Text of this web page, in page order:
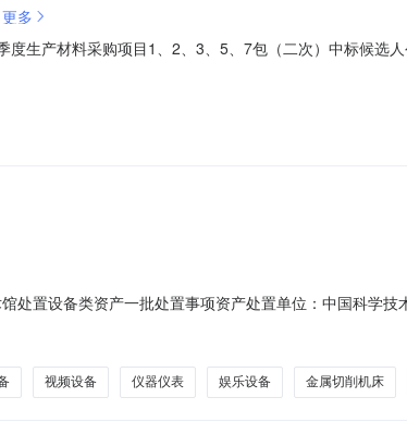
更多
生产材料采购项目1、2、3、5、7包（二次）中标候选
处置设备类资产一批处置事项资产处置单位：中国科学
处置服务机构联系方式：400-6121-717处置服务机构网
视频设备 仪器仪表 娱乐设备 金属切削机床